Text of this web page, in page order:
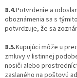
8.4.Potvrdenie a
oboznámenia sa s
potvrdzuje, že sa
8.5.Kupujúci môže u
zmluvy v listinnej
nosiči alebo
zaslaného na poštovú